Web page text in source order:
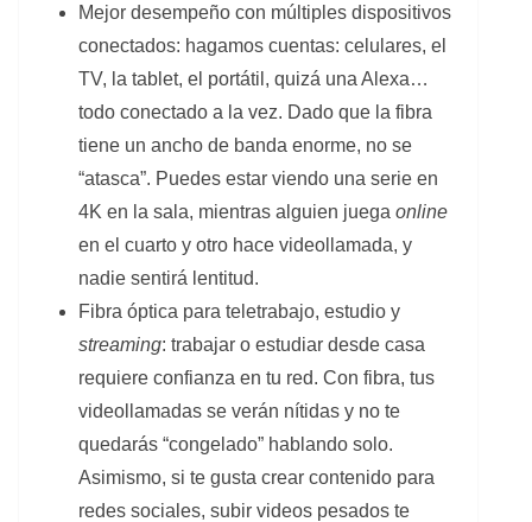
Mejor desempeño con múltiples dispositivos
conectados: hagamos cuentas: celulares, el
TV, la tablet, el portátil, quizá una Alexa…
todo conectado a la vez. Dado que la fibra
tiene un ancho de banda enorme, no se
“atasca”. Puedes estar viendo una serie en
4K en la sala, mientras alguien juega online
en el cuarto y otro hace videollamada, y
nadie sentirá lentitud.
Fibra óptica para teletrabajo, estudio y
streaming: trabajar o estudiar desde casa
requiere confianza en tu red. Con fibra, tus
videollamadas se verán nítidas y no te
quedarás “congelado” hablando solo.
Asimismo, si te gusta crear contenido para
redes sociales, subir videos pesados te